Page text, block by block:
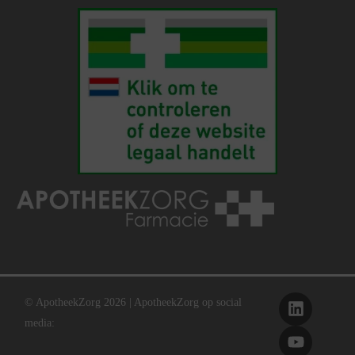
© ApotheekZorg 2026 | ApotheekZorg op social
media: